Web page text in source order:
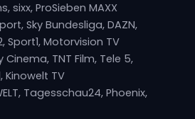
sixx, ProSieben MAXX
Sky Bundesliga, DAZN,
Sport1, Motorvision TV
Cinema, TNT Film, Tele 5,
Kinowelt TV
Tagesschau24, Phoenix,